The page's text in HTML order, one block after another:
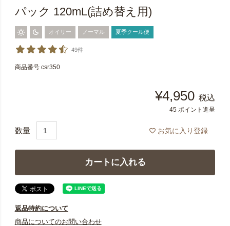
パック 120mL(詰め替え用)
オイリー ノーマル 夏季クール便
49件
商品番号 csr350
¥4,950 税込
45 ポイント進呈
お気に入り登録
カートに入れる
返品特約について
商品についてのお問い合わせ